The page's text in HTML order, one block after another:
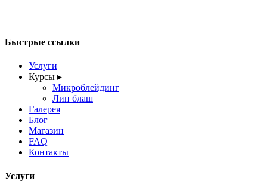
Быстрые ссылки
Услуги
Курсы ▸
Микроблейдинг
Лип блаш
Галерея
Блог
Магазин
FAQ
Контакты
Услуги